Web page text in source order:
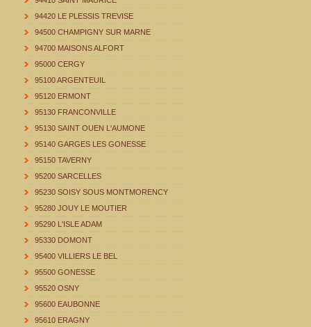
94420 LE PLESSIS TREVISE
94500 CHAMPIGNY SUR MARNE
94700 MAISONS ALFORT
95000 CERGY
95100 ARGENTEUIL
95120 ERMONT
95130 FRANCONVILLE
95130 SAINT OUEN L'AUMONE
95140 GARGES LES GONESSE
95150 TAVERNY
95200 SARCELLES
95230 SOISY SOUS MONTMORENCY
95280 JOUY LE MOUTIER
95290 L'ISLE ADAM
95330 DOMONT
95400 VILLIERS LE BEL
95500 GONESSE
95520 OSNY
95600 EAUBONNE
95610 ERAGNY